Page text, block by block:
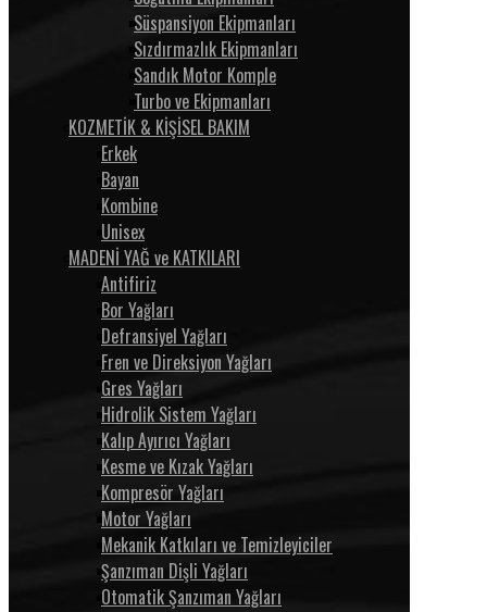
Süspansiyon Ekipmanları
Sızdırmazlık Ekipmanları
Sandık Motor Komple
Turbo ve Ekipmanları
KOZMETİK & KİŞİSEL BAKIM
Erkek
Bayan
Kombine
Unisex
MADENİ YAĞ ve KATKILARI
Antifiriz
Bor Yağları
Defransiyel Yağları
Fren ve Direksiyon Yağları
Gres Yağları
Hidrolik Sistem Yağları
Kalıp Ayırıcı Yağları
Kesme ve Kızak Yağları
Kompresör Yağları
Motor Yağları
Mekanik Katkıları ve Temizleyiciler
Şanzıman Dişli Yağları
Otomatik Şanzıman Yağları